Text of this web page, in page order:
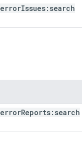
errorIssues:search
errorReports:search